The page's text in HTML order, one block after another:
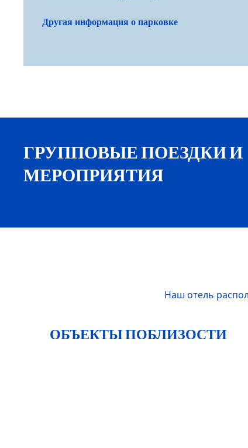
Другая информация о парковке
ГРУППОВЫЕ ПОЕЗДКИ И
МЕРОПРИЯТИЯ
Наш отель
ОБЪЕКТЫ ПОБЛИЗОСТИ